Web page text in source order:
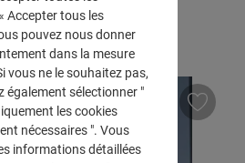
Accepter tous les
pouvez nous donner
dans la mesure
vous ne le souhaitez pas,
également sélectionner "
les cookies
nécessaires ". Vous
informations détaillées